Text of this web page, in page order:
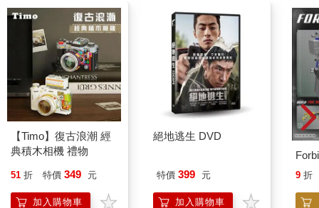
【Timo】復古浪潮 經
典積木相機 禮物
51 折 特價 349 元
加入購物車
絕地逃生 DVD
特價 399 元
加入購物車
9 折